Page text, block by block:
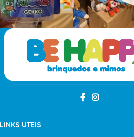
LINKS UTEIS